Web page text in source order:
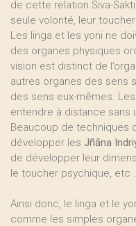
de cette relation Śiva-
seule volonté, leur
Les linga et les yoni ne
des organes physiques
vision est distinct de
autres organes des sens
des sens eux-mêmes.
entendre à distance sans
Beaucoup de techniques
développer les Jñāna
de développer leur
le toucher psychique, etc
Ainsi donc, le linga et le
comme les simples